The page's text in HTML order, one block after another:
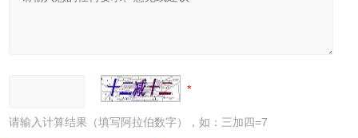
请输入计算结果（填写阿拉伯数字），如：三加四=7